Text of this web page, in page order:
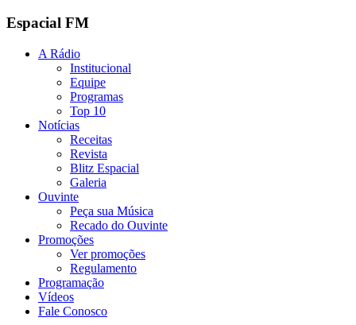
Espacial FM
A Rádio
Institucional
Equipe
Programas
Top 10
Notícias
Receitas
Revista
Blitz Espacial
Galeria
Ouvinte
Peça sua Música
Recado do Ouvinte
Promoções
Ver promoções
Regulamento
Programação
Vídeos
Fale Conosco